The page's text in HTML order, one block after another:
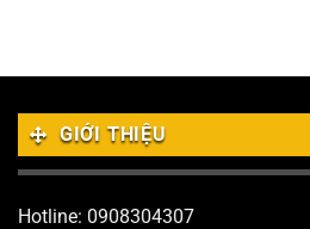
GIỚI THIỆU
Hotline: 0908304307